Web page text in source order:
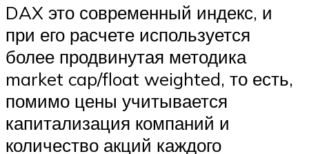
DAX это современный индекс, и
при его расчете используется
более продвинутая методика
market cap/float weighted, то есть,
помимо цены учитывается
капитализация компаний и
количество акций каждого